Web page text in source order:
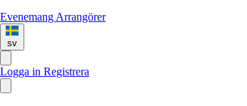
Evenemang Arrangörer
sv
Logga in Registrera